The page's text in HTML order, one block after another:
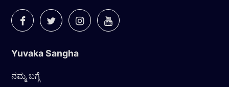
Yuvaka Sangha
ನಮ್ಮ ಬಗ್ಗೆ